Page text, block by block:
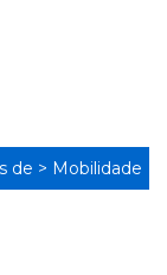
de > Mobilidade